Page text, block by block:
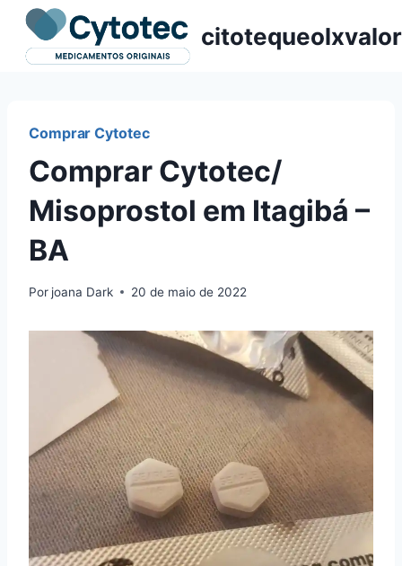
Pular
para
citotequeolxvalor
Comprar Cytotec
Comprar Cytotec/
Misoprostol em Itagibá –
BA
Por joana Dark 20 de maio de 2022